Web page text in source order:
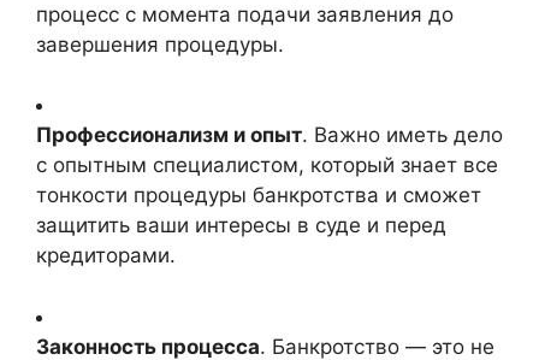
процесс с момента подачи заявления до
завершения процедуры.
Профессионализм и опыт. Важно иметь дело
с опытным специалистом, который знает все
тонкости процедуры банкротства и сможет
защитить ваши интересы в суде и перед
кредиторами.
Законность процесса. Банкротство — это не